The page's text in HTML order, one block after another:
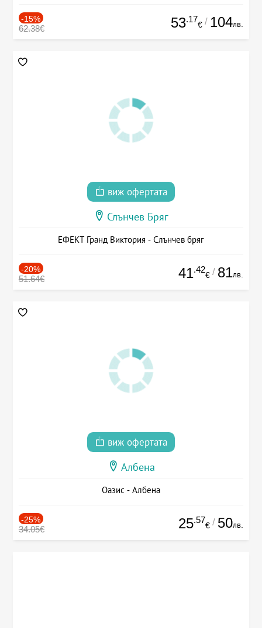
-15%
62.38€ 53.17
€ / 104лв.
виж офертата
Слънчев Бряг
ЕФЕКТ Гранд Виктория - Слънчев бряг
-20%
51.64€ 41.42
€ / 81лв.
виж офертата
Албена
Оазис - Албена
-25%
34.05€ 25.57
€ / 50лв.